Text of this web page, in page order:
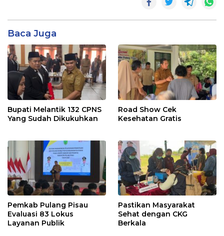
Baca Juga
Bupati Melantik 132 CPNS
Yang Sudah Dikukuhkan
Road Show Cek
Kesehatan Gratis
Pemkab Pulang Pisau
Evaluasi 83 Lokus
Layanan Publik
Pastikan Masyarakat
Sehat dengan CKG
Berkala